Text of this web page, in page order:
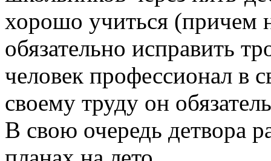
хорошо учиться (причем
обязательно исправить
человек профессионал в
своему труду он
В свою очередь детвора